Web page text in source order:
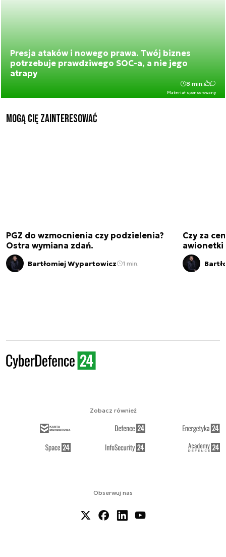
Presja ataków i nowego prawa. Twój biznes
potrzebuje prawdziwego SOC-a, a nie jego
atrapy
Materiał sponsorowany
8 min.
Mogą Cię zainteresować
PGZ do wzmocnienia czy podzielenia?
Ostra wymiana zdań.
Bartłomiej Wypartowicz 1 min.
Czy za
awionetki
Obserwuj nas
Zobacz również